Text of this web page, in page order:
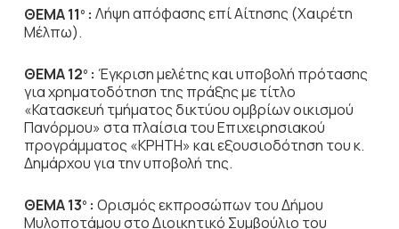
ΘΕΜΑ 11 ο: Λήψη απόφασης επί Αίτησης (Χαιρέτη
Μέλπω).
ΘΕΜΑ 12ο: Έγκριση μελέτης και υποβολή πρότασης
για χρηματοδότηση της πράξης με τίτλο
«Κατασκευή τμήματος δικτύου ομβρίων οικισμού
Πανόρμου» στα πλαίσια του Επιχειρησιακού
προγράμματος «ΚΡΗΤΗ» και εξουσιοδότηση του κ.
Δημάρχου για την υποβολή της.
ΘΕΜΑ 13ο: Ορισμός εκπροσώπων του Δήμου
Μυλοποτάμου στο Διοικητικό Συμβούλιο του